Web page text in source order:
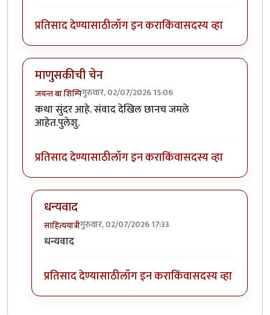
प्रतिसाद देण्यासाठीलॉग इन कराकिंवासदस्य व्हा
माणुसकीची चेन
जयन्त बा शिम्पिगुरुवार, 02/07/2026 15:06
कथा सुंदर आहे. संवाद देखिल छानच जमले
आहेत.पुलेशु.
प्रतिसाद देण्यासाठीलॉग इन कराकिंवासदस्य व्हा
धन्यवाद
साहित्ययात्रीगुरुवार, 02/07/2026 17:33
In reply to
धन्यवाद
प्रतिसाद देण्यासाठीलॉग इन कराकिंवासदस्य व्हा